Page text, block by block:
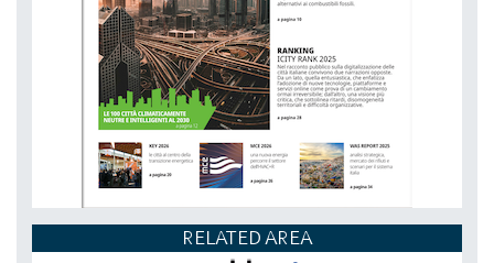
RELATED AREA